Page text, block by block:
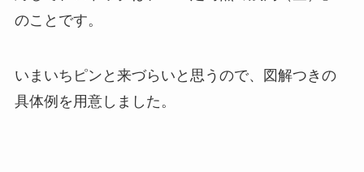
のことです。
いまいちピンと来づらいと思うので、図解つきの
具体例を用意しました。